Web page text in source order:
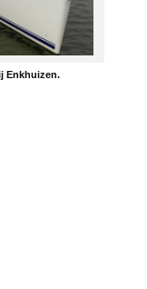
Enkhuizen.